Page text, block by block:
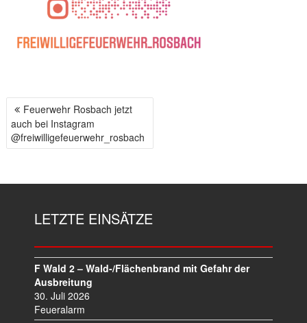
B
E
I
R
Feuerwehr Rosbach jetzt
auch bei Instagram
@freiwilligefeuerwehr_rosbach
LETZTE EINSÄTZE
F Wald 2 – Wald-/Flächenbrand mit Gefahr der
Ausbreitung
30. Juli 2026
Feueralarm